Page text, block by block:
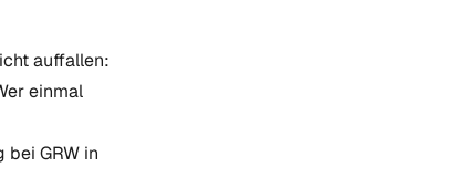
auffallen:
einmal
GRW in